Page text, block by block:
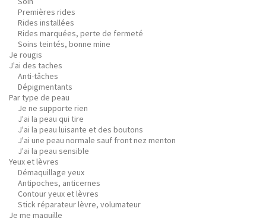
Premières rides
Rides installées
Rides marquées, perte de fermeté
Soins teintés, bonne mine
Je rougis
J'ai des taches
Anti-tâches
Dépigmentants
Par type de peau
Je ne supporte rien
J'ai la peau qui tire
J'ai la peau luisante et des boutons
J'ai une peau normale sauf front nez menton
J'ai la peau sensible
Yeux et lèvres
Démaquillage yeux
Antipoches, anticernes
Contour yeux et lèvres
Stick réparateur lèvre, volumateur
Je me maquille